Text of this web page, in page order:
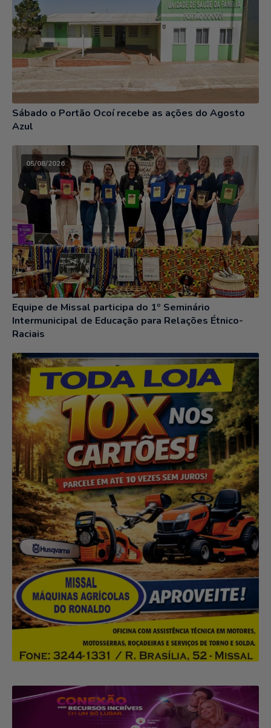
Sábado o Portão Ocoí recebe as ações do Agosto
Azul
05/08/2026
Equipe de Missal participa do 1º Seminário
Intermunicipal de Educação para Relações Étnico-
Raciais